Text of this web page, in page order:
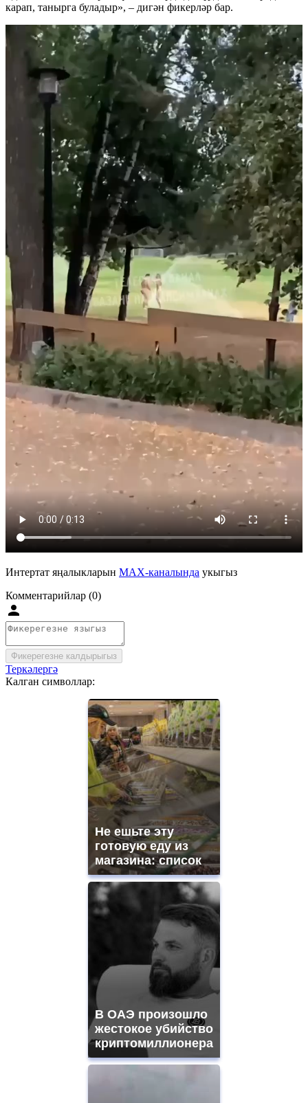
карап, танырга буладыр», – дигән фикерләр бар.
Интертат яңалыкларын MAX-каналында укыгыз
Комментарийлар (0)
Фикерегезне калдырыгыз
Теркәлергә
Калган символлар:
Не ешьте эту
готовую еду из
магазина: список
В ОАЭ произошло
жестокое убийство
криптомиллионера